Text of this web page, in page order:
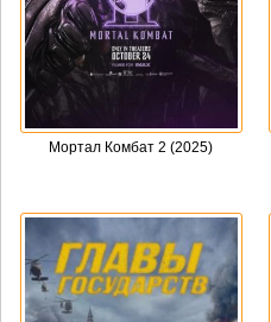
Мортал Комбат 2 (2025)